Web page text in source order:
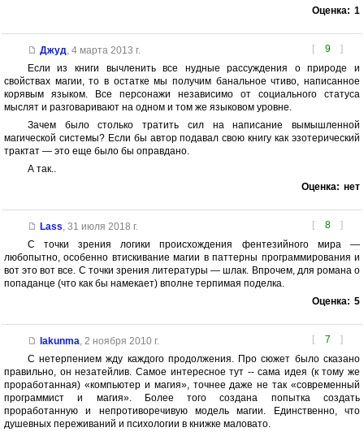
Оценка: 1
[ 9 ]
Джуд, 4 марта 2013 г.
Если из книги вычленить все нудные рассуждения о природе и
свойствах магии, то в остатке мы получим банальное чтиво, написанное
корявым языком. Все персонажи независимо от социального статуса
мыслят и разговаривают на одном и том же языковом уровне.
Зачем было столько тратить сил на написание вымышленной
магической системы? Если бы автор подавал свою книгу как эзотерический
трактат — это еще было бы оправдано.
А так..
Оценка: нет
[ 8 ]
Lass, 31 июля 2018 г.
С точки зрения логики происхождения фентезийного мира —
любопытно, особенно втискивание магии в паттерны программирования и
вот это вот все. С точки зрения литературы — шлак. Впрочем, для романа о
попаданце (что как бы намекает) вполне терпимая поделка.
Оценка: 5
[ 7 ]
lakunma, 2 ноября 2010 г.
С нетерпением жду каждого продолжения. Про сюжет было сказано
правильно, он незатейлив. Самое интересное тут -- сама идея (к тому же
проработанная) «компьютер и магия», точнее даже не так «современный
программист и магия». Более того создана попытка создать
проработанную и непротиворечивую модель магии. Единственно, что
душевных переживаний и психологии в книжке маловато.